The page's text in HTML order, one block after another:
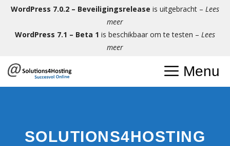
WordPress 7.0.2 – Beveiligingsrelease is uitgebracht – Lees
meer
WordPress 7.1 – Beta 1 is beschikbaar om te testen – Lees
meer
Menu
SOLUTIONS4HOSTING